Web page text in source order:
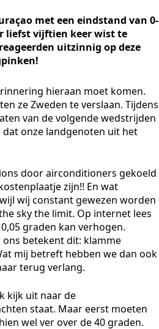
met een eindstand van 0-
liefst vijftien keer wist te
uitzinnig op deze
hieraan moet komen.
ze Zweden te verslaan. Tijdens
van de volgende wedstrijden
dat onze landgenoten uit het
door airconditioners gekoeld
zijn!! En wat
wij constant gewezen worden
sky the limit. Op internet lees
graden kan verhogen.
betekent dit: klamme
mij betreft hebben we dan ook
terug verlang.
kijk uit naar de
staat. Maar eerst moeten
wel ver over de 40 graden.